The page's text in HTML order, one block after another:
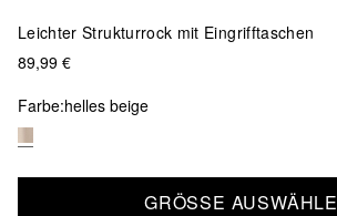
Leichter Strukturrock mit Eingrifftaschen
89,99 €
Farbe:helles beige
GRÖSSE AUSWÄHLEN